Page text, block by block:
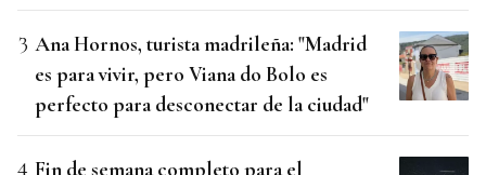
Ana Hornos, turista madrileña: "Madrid
es para vivir, pero Viana do Bolo es
perfecto para desconectar de la ciudad"
Fin de semana completo para el